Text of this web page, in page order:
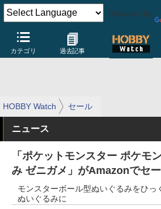
Powered by
カテゴリ 過去記事
HOBBY Watch セール
ニュース
「ポケットモンスター ポケモ
み ゼニガメ」がAmazonでセー
モンスターボール型ぬいぐるみをひっ
ぬいぐるみに